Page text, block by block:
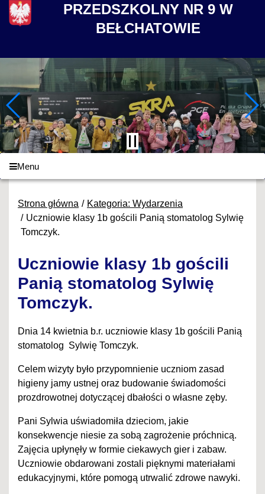
PRZEDSZKOLNY NR 9 W
BEŁCHATOWIE
Menu
Strona główna
Kategoria: Wydarzenia
Uczniowie klasy 1b gościli Panią stomatolog Sylwię
Tomczyk.
Uczniowie klasy 1b gościli
Panią stomatolog Sylwię
Tomczyk.
Dnia 14 kwietnia b.r. uczniowie klasy 1b gościli Panią
stomatolog Sylwię Tomczyk.
Celem wizyty było przypomnienie uczniom zasad
higieny jamy ustnej oraz budowanie świadomości
prozdrowotnej dotyczącej dbałości o własne zęby.
Pani Sylwia uświadomiła dzieciom, jakie
konsekwencje niesie za sobą zagrożenie próchnicą.
Zajęcia upłynęły w formie ciekawych gier i zabaw.
Uczniowie obdarowani zostali pięknymi materiałami
edukacyjnymi, które pomogą utrwalić zdrowe nawyki.